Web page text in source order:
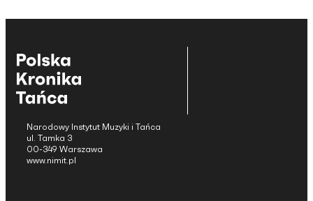
Narodowy Instytut Muzyki i Tańca
ul. Tamka 3
00-349 Warszawa
www.nimit.pl